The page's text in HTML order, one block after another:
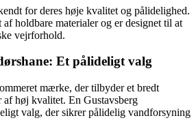
for deres høje kvalitet og pålidelighed.
holdbare materialer og er designet til at
vejrforhold.
Et pålideligt valg
mærke, der tilbyder et bredt
af høj kvalitet. En Gustavsberg
valg, der sikrer pålidelig vandforsyning